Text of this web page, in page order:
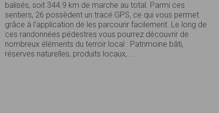
balisés, soit 344.9 km de marche au total. Parmi ces
sentiers, 26 possèdent un tracé GPS, ce qui vous permet
grâce à l'application de les parcourir facilement. Le long de
ces randonnées pédestres vous pourrez découvrir de
nombreux éléments du terroir local : Patrimoine bâti,
réserves naturelles, produits locaux, ...